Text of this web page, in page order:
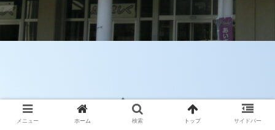
メニュー ホーム 検索 トップ サイドバー